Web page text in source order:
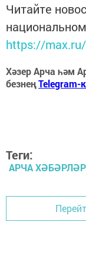
Читайте
https://
Хәзер Арча һәм
безнеңTelegram-
Теги:
АРЧА